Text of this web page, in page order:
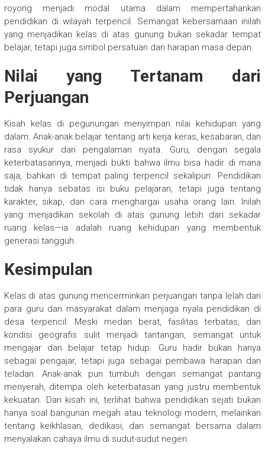
royong menjadi modal utama dalam mempertahankan
pendidikan di wilayah terpencil. Semangat kebersamaan inilah
yang menjadikan kelas di atas gunung bukan sekadar tempat
belajar, tetapi juga simbol persatuan dan harapan masa depan.
Nilai yang Tertanam dari
Perjuangan
Kisah kelas di pegunungan menyimpan nilai kehidupan yang
dalam. Anak-anak belajar tentang arti kerja keras, kesabaran, dan
rasa syukur dari pengalaman nyata. Guru, dengan segala
keterbatasannya, menjadi bukti bahwa ilmu bisa hadir di mana
saja, bahkan di tempat paling terpencil sekalipun. Pendidikan
tidak hanya sebatas isi buku pelajaran, tetapi juga tentang
karakter, sikap, dan cara menghargai usaha orang lain. Inilah
yang menjadikan sekolah di atas gunung lebih dari sekadar
ruang kelas—ia adalah ruang kehidupan yang membentuk
generasi tangguh.
Kesimpulan
Kelas di atas gunung mencerminkan perjuangan tanpa lelah dari
para guru dan masyarakat dalam menjaga nyala pendidikan di
desa terpencil. Meski medan berat, fasilitas terbatas, dan
kondisi geografis sulit menjadi tantangan, semangat untuk
mengajar dan belajar tetap hidup. Guru hadir bukan hanya
sebagai pengajar, tetapi juga sebagai pembawa harapan dan
teladan. Anak-anak pun tumbuh dengan semangat pantang
menyerah, ditempa oleh keterbatasan yang justru membentuk
kekuatan. Dari kisah ini, terlihat bahwa pendidikan sejati bukan
hanya soal bangunan megah atau teknologi modern, melainkan
tentang keikhlasan, dedikasi, dan semangat bersama dalam
menyalakan cahaya ilmu di sudut-sudut negeri.